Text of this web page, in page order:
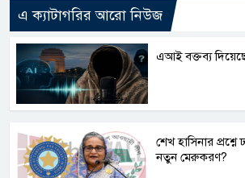
এ ক্যাটাগরির আরো নিউজ
এআই বক্তব্য
শেখ হাসিনার প্রশ্নে
নতুন মেরুকরণ?